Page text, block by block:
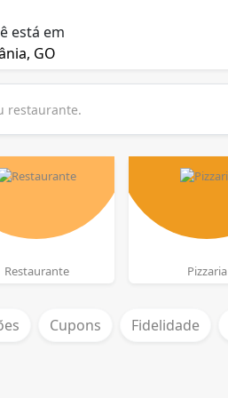
está em
GO
Restaurante Pizzaria
Cupons Fidelidade